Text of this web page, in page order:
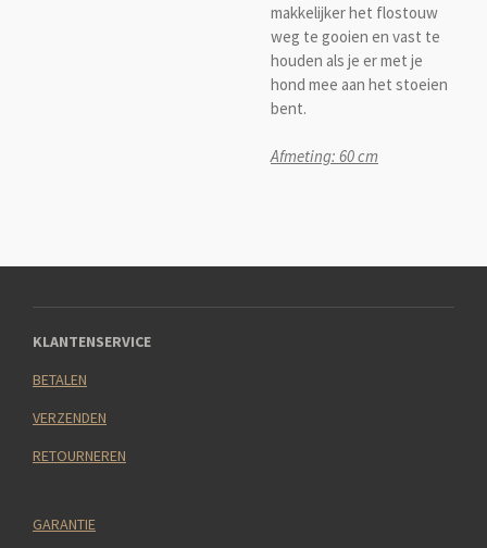
makkelijker het flostouw
weg te gooien en vast te
houden als je er met je
hond mee aan het stoeien
bent.
Afmeting: 60 cm
KLANTENSERVICE
BETALEN
VERZENDEN
RETOURNEREN
GARANTIE